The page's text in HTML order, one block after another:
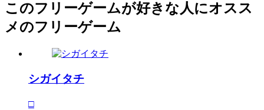
このフリーゲームが好きな人にオスス
メのフリーゲーム
シガイタチ
□